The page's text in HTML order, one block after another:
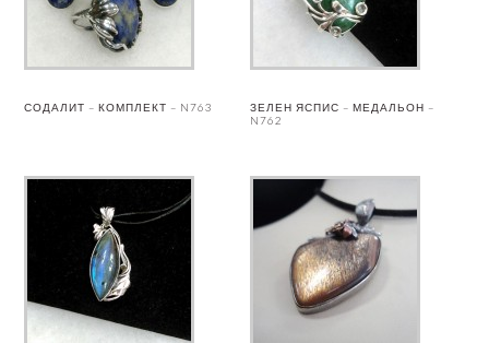
СОДАЛИТ – КОМПЛЕКТ – N763
ЗЕЛЕН ЯСПИС – МЕДАЛЬОН –
N762